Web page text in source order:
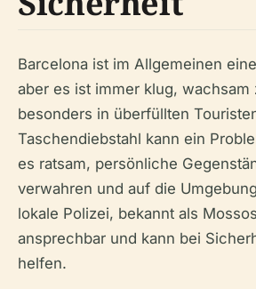
Barcelona ist im Allgemeinen
aber es ist immer klug, wachsam
besonders in überfüllten
Taschendiebstahl kann ein
es ratsam, persönliche
verwahren und auf die
lokale Polizei, bekannt als
ansprechbar und kann bei
helfen.